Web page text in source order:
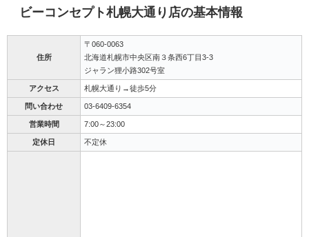
ビーコンセプト札幌大通り店の基本情報
住所
〒060-0063
北海道札幌市中央区南３条西6丁目3-3
ジャラン狸小路302号室
アクセス 札幌大通り→徒歩5分
問い合わせ 03-6409-6354
営業時間 7:00～23:00
定休日 不定休